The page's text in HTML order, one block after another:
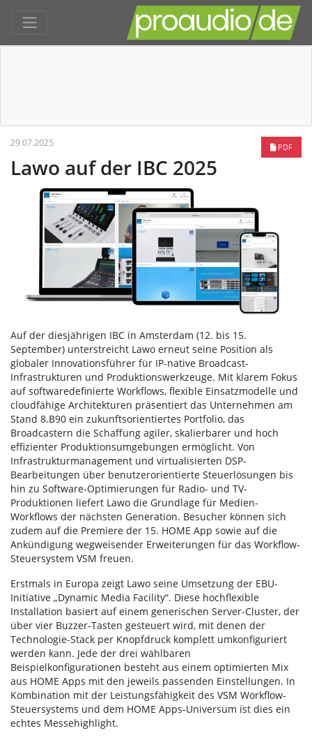
PDF
29.07.2025
Lawo auf der IBC 2025
Auf der diesjährigen IBC in Amsterdam (12. bis 15.
September) unterstreicht Lawo erneut seine Position als
globaler Innovationsführer für IP-native Broadcast-
Infrastrukturen und Produktionswerkzeuge. Mit klarem Fokus
auf softwaredefinierte Workflows, flexible Einsatzmodelle und
cloudfähige Architekturen präsentiert das Unternehmen am
Stand 8.B90 ein zukunftsorientiertes Portfolio, das
Broadcastern die Schaffung agiler, skalierbarer und hoch
effizienter Produktionsumgebungen ermöglicht. Von
Infrastrukturmanagement und virtualisierten DSP-
Bearbeitungen über benutzerorientierte Steuerlösungen bis
hin zu Software-Optimierungen für Radio- und TV-
Produktionen liefert Lawo die Grundlage für Medien-
Workflows der nächsten Generation. Besucher können sich
zudem auf die Premiere der 15. HOME App sowie auf die
Ankündigung wegweisender Erweiterungen für das Workflow-
Steuersystem VSM freuen.
Erstmals in Europa zeigt Lawo seine Umsetzung der EBU-
Initiative „Dynamic Media Facility“. Diese hochflexible
Installation basiert auf einem generischen Server-Cluster, der
über vier Buzzer-Tasten gesteuert wird, mit denen der
Technologie-Stack per Knopfdruck komplett umkonfiguriert
werden kann. Jede der drei wählbaren
Beispielkonfigurationen besteht aus einem optimierten Mix
aus HOME Apps mit den jeweils passenden Einstellungen. In
Kombination mit der Leistungsfähigkeit des VSM Workflow-
Steuersystems und dem HOME Apps-Universum ist dies ein
echtes Messehighlight.